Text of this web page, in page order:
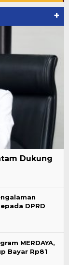
+
Dukung
DPRD
MERDAYA,
Bayar Rp81